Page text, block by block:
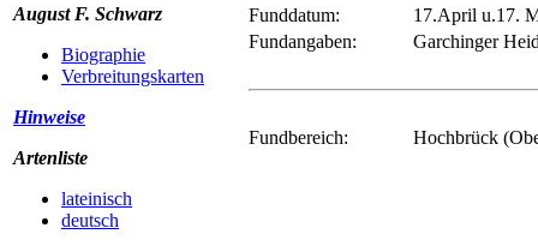
August F. Schwarz
Biographie
Verbreitungskarten
Hinweise
Artenliste
lateinisch
deutsch
Funddatum:
17.April u.17.
Fundangaben:
Garchinger
Fundbereich: Hochbrück